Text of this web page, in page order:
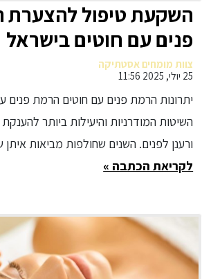
השקעת טיפול להצערת
פנים עם חוטים בישראל
צוות מומחים אסטתיקה
25 יולי, 2025 11:56
יתרונות הרמת פנים עם חוטים הרמת פנים
השיטות המודרניות והיעילות ביותר
ורענן לפנים. השנים שחולפות מביאות איתן
לקריאת הכתבה »